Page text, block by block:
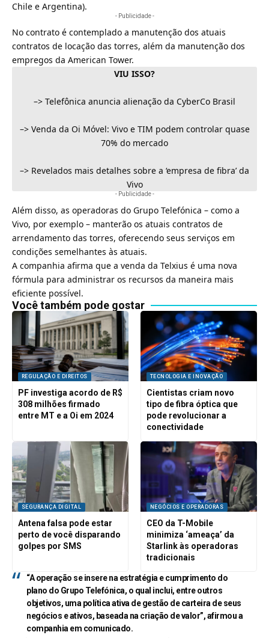
Chile e Argentina).
- Publicidade -
No contrato é contemplado a manutenção dos atuais
contratos de locação das torres, além da manutenção dos
empregos da American Tower.
VIU ISSO?
–> Telefônica anuncia alienação da CyberCo Brasil
–> Venda da Oi Móvel: Vivo e TIM podem controlar quase
70% do mercado
–> Revelados mais detalhes sobre a ‘empresa de fibra’ da
Vivo
- Publicidade -
Além disso, as operadoras do Grupo Telefónica – como a
Vivo, por exemplo – manterão os atuais contratos de
arrendamento das torres, oferecendo seus serviços em
condições semelhantes às atuais.
A companhia afirma que a venda da Telxius é uma nova
fórmula para administrar os recursos da maneira mais
eficiente possível.
Você também pode gostar
REGULAÇÃO E DIREITOS
PF investiga acordo de R$
308 milhões firmado
entre MT e a Oi em 2024
TECNOLOGIA E INOVAÇÃO
Cientistas criam novo
tipo de fibra óptica que
pode revolucionar a
conectividade
SEGURANÇA DIGITAL
Antena falsa pode estar
perto de você disparando
golpes por SMS
NEGÓCIOS E OPERADORAS
CEO da T-Mobile
minimiza ‘ameaça’ da
Starlink às operadoras
tradicionais
“A operação se insere na estratégia e cumprimento do
plano do Grupo Telefónica, o qual inclui, entre outros
objetivos, uma política ativa de gestão de carteira de seus
negócios e ativos, baseada na criação de valor”, afirmou a
companhia em comunicado.